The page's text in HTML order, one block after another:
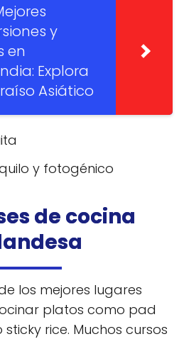
y
en
Explora
Asiático
y fotogénico
de cocina
los mejores lugares
platos como pad
rice. Muchos cursos